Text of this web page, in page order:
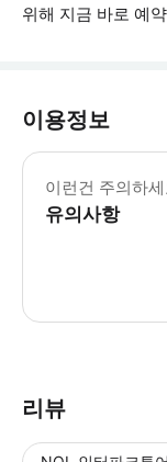
위해 지금 바로 예
이용정보
이런건 주의하
유의사항
리뷰